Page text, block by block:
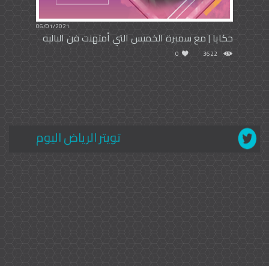
06/01/2021
حكايا | مع سميرة الخميس التي أمتهنت فن الباليه
3622
0
تويتر الرياض اليوم